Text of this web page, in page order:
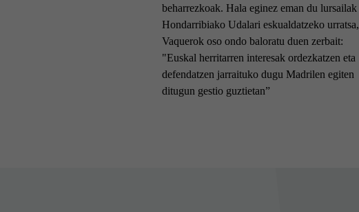
beharrezkoak. Hala eginez eman du lursailak
Hondarribiako Udalari eskualdatzeko urratsa,
Vaquerok oso ondo baloratu duen zerbait:
"Euskal herritarren interesak ordezkatzen eta
defendatzen jarraituko dugu Madrilen egiten
ditugun gestio guztietan”